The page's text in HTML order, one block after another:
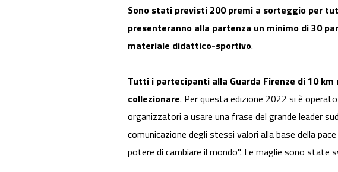
Sono stati previsti 200 premi a sorteggio per
presenteranno alla partenza un minimo di 30
materiale didattico-sportivo.
Tutti i partecipanti alla Guarda Firenze di 10
collezionare. Per questa edizione 2022 si è
organizzatori a usare una frase del grande leader
comunicazione degli stessi valori alla base della
potere di cambiare il mondo". Le maglie sono state